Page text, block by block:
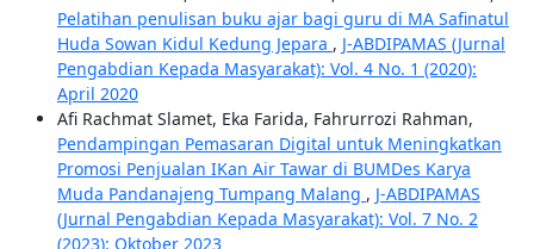
Pelatihan penulisan buku ajar bagi guru di MA Safinatul
Huda Sowan Kidul Kedung Jepara , J-ABDIPAMAS (Jurnal
Pengabdian Kepada Masyarakat): Vol. 4 No. 1 (2020):
April 2020
Afi Rachmat Slamet, Eka Farida, Fahrurrozi Rahman,
Pendampingan Pemasaran Digital untuk Meningkatkan
Promosi Penjualan IKan Air Tawar di BUMDes Karya
Muda Pandanajeng Tumpang Malang , J-ABDIPAMAS
(Jurnal Pengabdian Kepada Masyarakat): Vol. 7 No. 2
(2023): Oktober 2023